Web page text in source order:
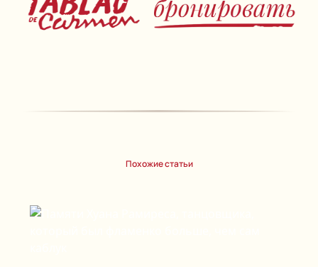
Похожие статьи